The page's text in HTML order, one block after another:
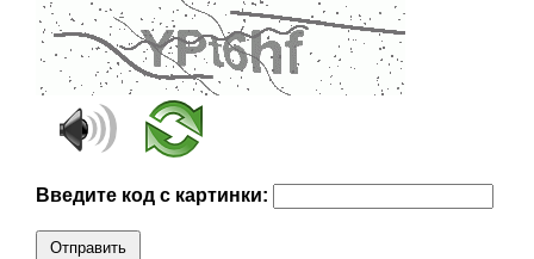
Введите код с картинки:
Отправить